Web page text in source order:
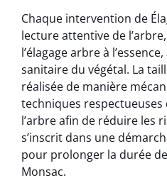
Chaque intervention de
lecture attentive de
l’élagage arbre à l’essence,
sanitaire du végétal. La
réalisée de manière
techniques respectueuses
l’arbre afin de réduire les
s’inscrit dans une
pour prolonger la durée
Monsac.